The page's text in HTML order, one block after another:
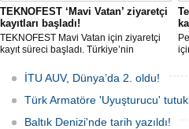
TEKNOFEST ‘Mavi Vatan’ ziyaretçi
kayıtları başladı!
TEKNOFEST Mavi Vatan için ziyaretçi
kayıt süreci başladı. Türkiye’nin
odaklanan etkinliği, 20-23 Ağustos
tarihleri arasında Gölcük Tersanesi
Komutanlığı’nda gerçekleştirilecek.
İTU AUV, Dünya’da 2. oldu!
Türk Armatöre 'Uyuşturucu'
Baltık Denizi'nde tarih yazıldı!